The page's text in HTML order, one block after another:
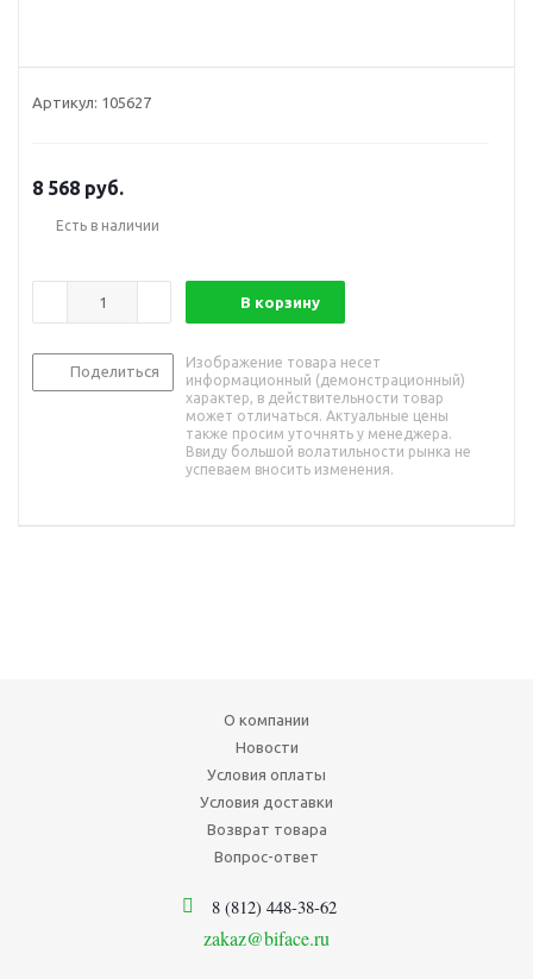
Артикул: 105627
8 568 руб.
Есть в наличии
В корзину
Поделиться
Изображение товара несет
информационный (демонстрационный)
характер, в действительности товар
может отличаться. Актуальные цены
также просим уточнять у менеджера.
Ввиду большой волатильности рынка не
успеваем вносить изменения.
О компании
Новости
Условия оплаты
Условия доставки
Возврат товара
Вопрос-ответ
8 (812) 448-38-62
zakaz@biface.ru